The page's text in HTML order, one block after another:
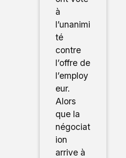
à
l’unanimi
té
contre
l’offre de
l’employ
eur.
Alors
que la
négociat
ion
arrive à